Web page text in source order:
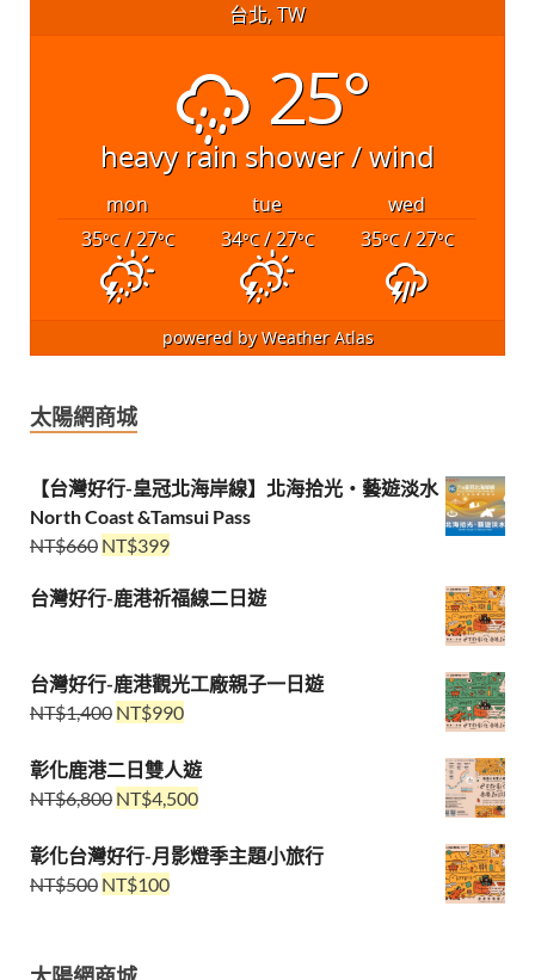
台北, TW
25°
heavy rain shower / wind
mon tue
wed
35°C/ 27°C 34°C/ 27°C 35°C/ 27°C
powered byWeather Atlas
太陽網商城
【台灣好行-皇冠北海岸線】北海拾光・藝遊淡水
North Coast &Tamsui Pass
NT$660 NT$399
台灣好行-鹿港祈福線二日遊
台灣好行-鹿港觀光工廠親子一日遊
NT$1,400 NT$990
彰化鹿港二日雙人遊
NT$6,800 NT$4,500
彰化台灣好行-月影燈季主題小旅行
NT$500 NT$100